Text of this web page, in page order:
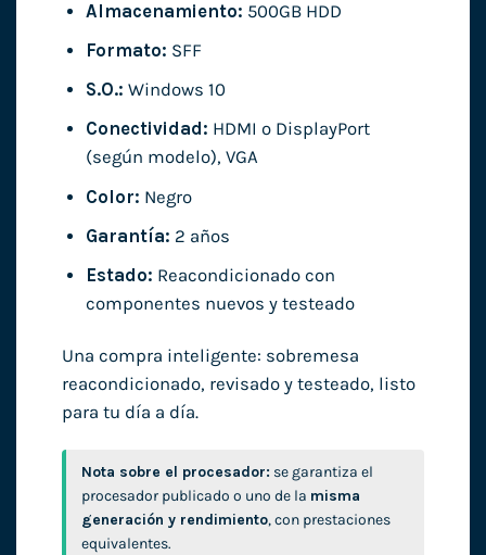
Almacenamiento: 500GB HDD
Formato: SFF
S.O.: Windows 10
Conectividad: HDMI o DisplayPort
(según modelo), VGA
Color: Negro
Garantía: 2 años
Estado: Reacondicionado con
componentes nuevos y testeado
Una compra inteligente: sobremesa
reacondicionado, revisado y testeado, listo
para tu día a día.
Nota sobre el procesador: se garantiza el
procesador publicado o uno de la misma
generación y rendimiento, con prestaciones
equivalentes.